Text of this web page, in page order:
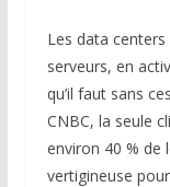
Les data
serveurs, en
qu’il faut sans
CNBC, la seule
environ 40 % de
vertigineuse